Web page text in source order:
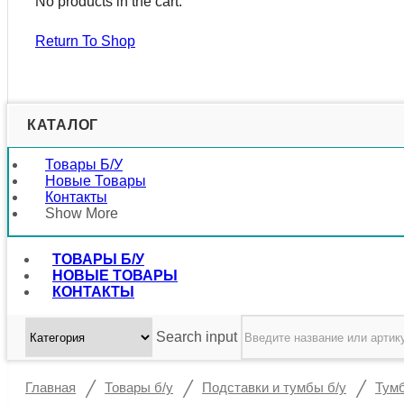
Return To Shop
КАТАЛОГ
Товары Б/у
Новые Товары
Контакты
Show More
ТОВАРЫ Б/У
НОВЫЕ ТОВАРЫ
КОНТАКТЫ
Search input
Главная / Товары б/у / Подставки и тумбы б/у /